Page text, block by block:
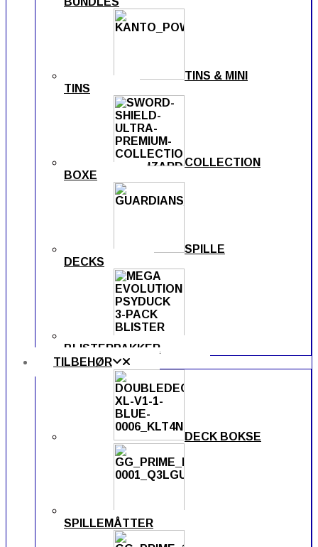
TINS & MINI
TINS
COLLECTION
BOXE
SPILLE
DECKS
BLISTERPAKKER
TILBEHØR
DECK BOKSE
SPILLEMÅTTER